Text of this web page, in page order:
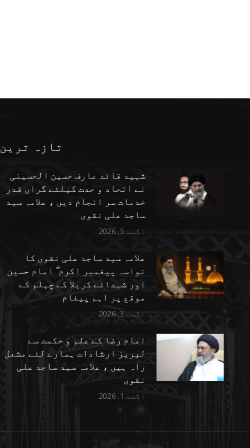
تازہ ترین
شہید قائد عارف حسین الحسینی
نے اتحاد و حدت کیلئے گراں قدر
خدمات سر انجام دیں ، علامہ سید
ساجد علی نقوی
اگست 5, 2026
علامہ سید ساجد علی نقوی کا
نواسہ پیغمبر اکرم ۖ امام حسین
اور شہدائے کربلا کے چہلم کے
موقع پر اہم پیغام
اگست 3, 2026
امام رضا کے علم و حکمت سے
لبریز ارشادات ہمارے لئے مشعل
راہ ہیں ، علامہ سید ساجد علی
نقوی
اگست 1, 2026